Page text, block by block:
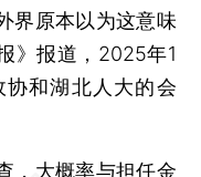
界原本以为这意味
》报道，2025年1
协和湖北人大的会
大概率与担任金